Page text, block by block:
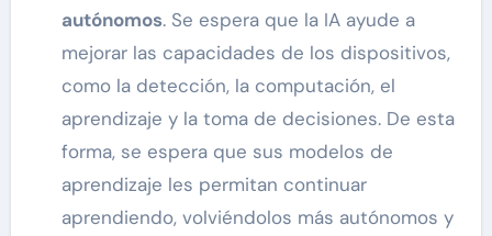
autónomos. Se espera que la IA ayude a
mejorar las capacidades de los dispositivos,
como la detección, la computación, el
aprendizaje y la toma de decisiones. De esta
forma, se espera que sus modelos de
aprendizaje les permitan continuar
aprendiendo, volviéndolos más autónomos y